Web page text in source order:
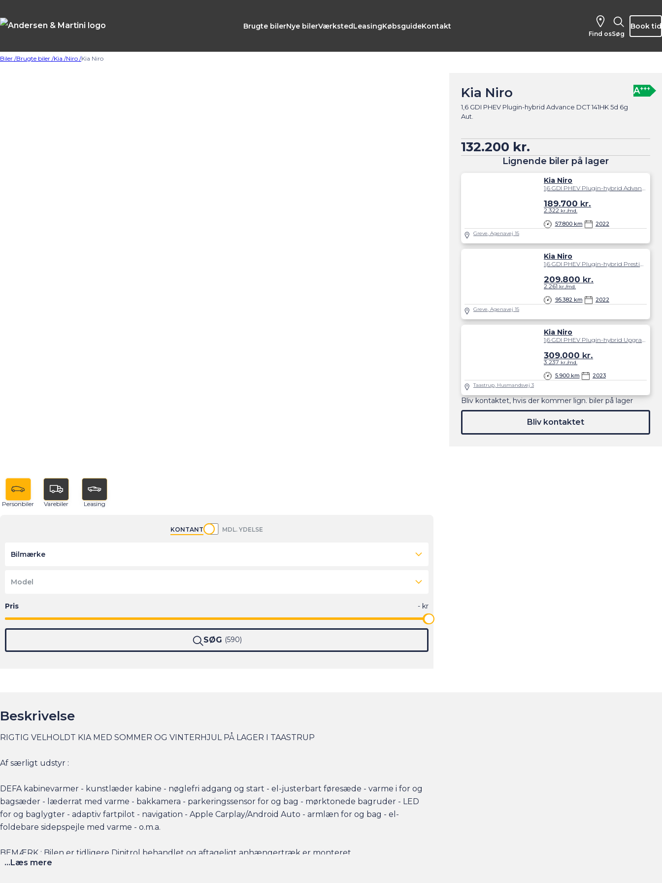
Brugte bilerNye bilerVærkstedLeasingKøbsguideKontakt
Find os Søg
Book tid
Biler /Brugte biler /Kia /Niro /Kia Niro
Kia Niro
1,6 GDI PHEV Plugin-hybrid Advance DCT 141HK 5d 6g
Aut.
A+++
132.200 kr.
Lignende biler på lager
Kia Niro
57.800 km 2022
189.700 kr.
2.322 kr./md.
Greve, Agenavej 15
Kia Niro
95.382 km 2022
209.800 kr.
2.261 kr./md.
Greve, Agenavej 15
Kia Niro
5.900 km 2023
309.000 kr.
3.237 kr./md.
Taastrup, Husmandsvej 3
Bliv kontaktet, hvis der kommer lign. biler på lager
Bliv kontaktet
Personbiler Varebiler Leasing
KONTANT MDL. YDELSE
Bilmærke
Model
SØG 590
Beskrivelse
RIGTIG VELHOLDT KIA MED SOMMER OG VINTERHJUL PÅ LAGER I TAASTRUP
Af særligt udstyr :
DEFA kabinevarmer - kunstlæder kabine - nøglefri adgang og start - el-justerbart føresæde - varme i for og
bagsæder - læderrat med varme - bakkamera - parkeringssensor for og bag - mørktonede bagruder - LED
for og baglygter - adaptiv fartpilot - navigation - Apple Carplay/Android Auto - armlæn for og bag - el-
foldebare sidepspejle med varme - o.m.a.
BEMÆRK : Bilen er tidligere Dinitrol behandlet og aftageligt anhængertræk er monteret
...Læs mere